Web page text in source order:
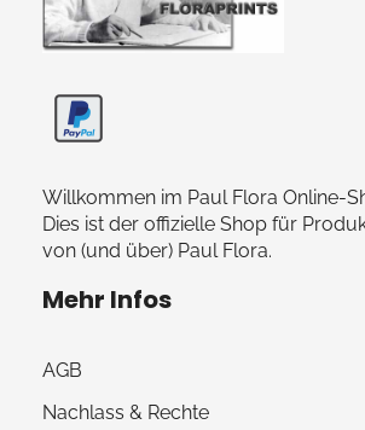
Willkommen im Paul Flora Online-
Dies ist der offizielle Shop für
von (und über) Paul Flora.
Mehr Infos
AGB
Nachlass & Rechte